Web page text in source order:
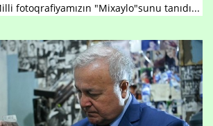
fotoqrafiyamızın "Mixaylo"sunu tanıdı...